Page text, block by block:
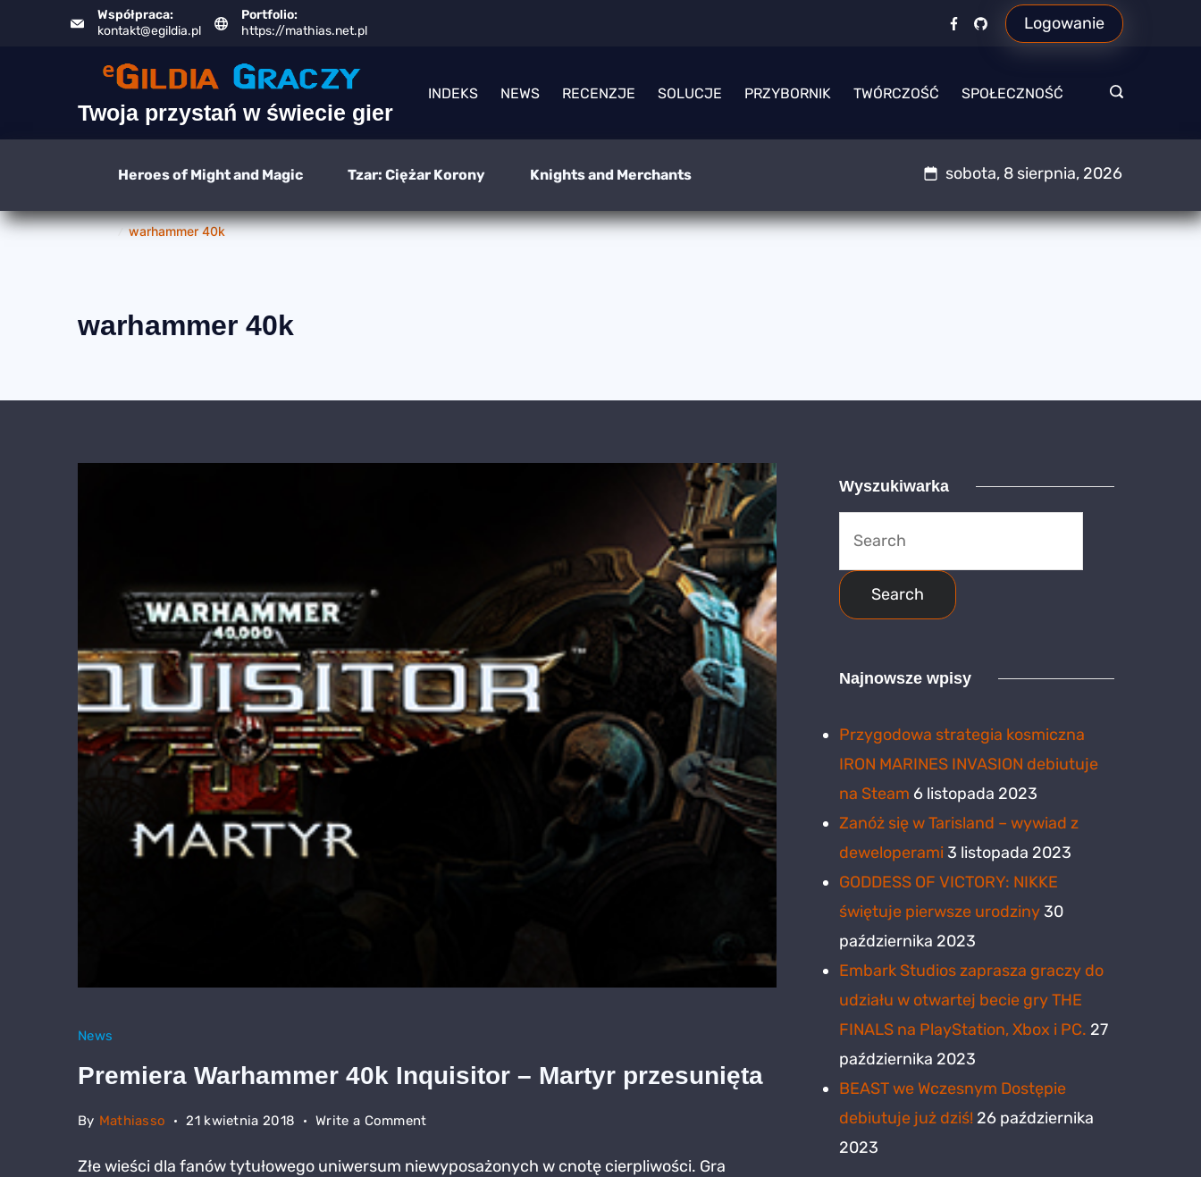
Współpraca:
kontakt@egildia.pl
Portfolio:
https://mathias.net.pl
Logowanie
Twoja przystań w świecie gier
INDEKS NEWS RECENZJE SOLUCJE PRZYBORNIK TWÓRCZOŚĆ SPOŁECZNOŚĆ
Heroes of Might and Magic Tzar: Ciężar Korony Knights and Merchants sobota, 8 sierpnia, 2026
Home warhammer 40k
warhammer 40k
News
Premiera Warhammer 40k Inquisitor – Martyr przesunięta
By Mathiasso 21 kwietnia 2018 Write a Commenton
Warhammer
Złe wieści dla fanów tytułowego uniwersum niewyposażonych w cnotę cierpliwości. Gra
Wyszukiwarka
Najnowsze wpisy
Przygodowa strategia kosmiczna
IRON MARINES INVASION debiutuje
na Steam 6 listopada 2023
Zanóż się w Tarisland – wywiad z
deweloperami 3 listopada 2023
GODDESS OF VICTORY: NIKKE
świętuje pierwsze urodziny 30
października 2023
Embark Studios zaprasza graczy do
udziału w otwartej becie gry THE
FINALS na PlayStation, Xbox i PC. 27
października 2023
BEAST we Wczesnym Dostępie
debiutuje już dziś! 26 października
2023